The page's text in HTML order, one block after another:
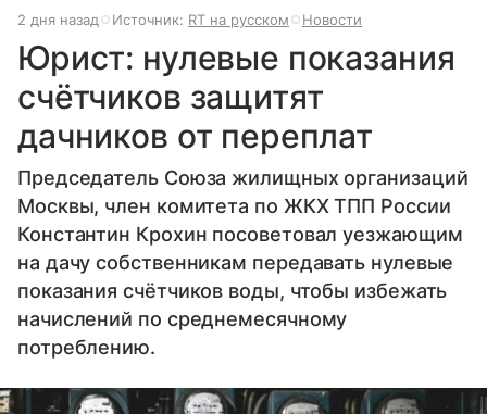
2 дня назад Источник: RT на русском Новости
Юрист: нулевые показания
счётчиков защитят
дачников от переплат
Председатель Союза жилищных организаций
Москвы, член комитета по ЖКХ ТПП России
Константин Крохин посоветовал уезжающим
на дачу собственникам передавать нулевые
показания счётчиков воды, чтобы избежать
начислений по среднемесячному
потреблению.